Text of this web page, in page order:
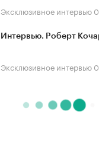
Эксклюзивное интервью
Интервью. Роберт
Эксклюзивное интервью